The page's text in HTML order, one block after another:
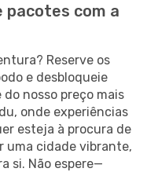
pacotes com a
Reserve os
e desbloqueie
nosso preço mais
onde experiências
esteja à procura de
uma cidade vibrante,
si. Não espere—